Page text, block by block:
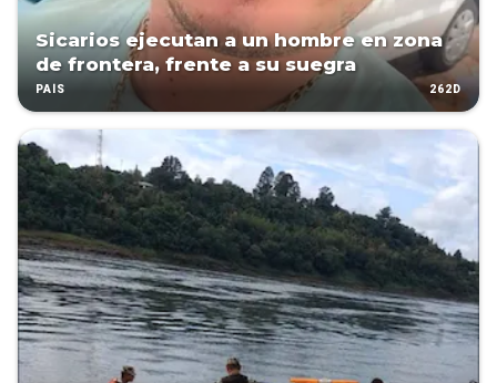
Sicarios ejecutan a un hombre en zona
de frontera, frente a su suegra
PAÍS 262D